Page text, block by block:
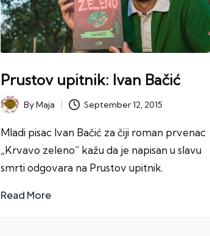
Prustov upitnik: Ivan Bačić
PostedByMaja September 12, 2015
Mladi pisac Ivan Bačić za čiji roman prvenac
„Krvavo zeleno” kažu da je napisan u slavu
smrti odgovara na Prustov upitnik.
Read More